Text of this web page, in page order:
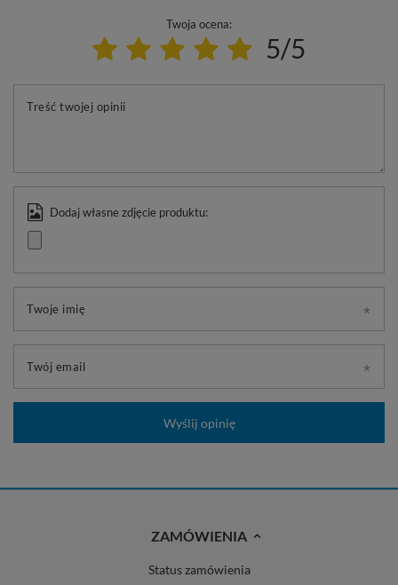
Twoja ocena:
5/5
Treść twojej opinii
Dodaj własne zdjęcie produktu:
Twoje imię
Twój email
Wyślij opinię
ZAMÓWIENIA
Status zamówienia